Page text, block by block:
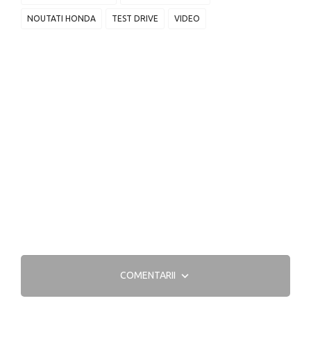
NOUTATI HONDA TEST DRIVE VIDEO
COMENTARII